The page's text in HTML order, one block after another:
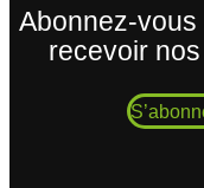
Abonnez-
recevoir